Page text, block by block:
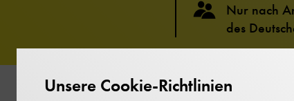
Nur nach
des
Unsere Cookie-Richtlinien